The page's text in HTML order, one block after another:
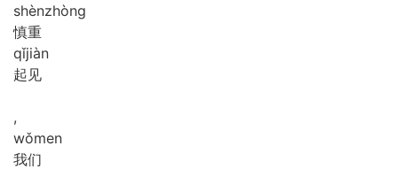
shènzhòng
慎重
qǐjiàn
起见
,
wǒmen
我们